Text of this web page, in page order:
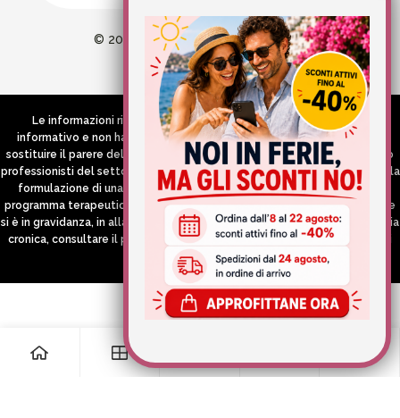
© 2026 Wellvit All Rights Reserved
Credits:Aries comunica
Le informazioni riportate nel Sito hanno esclusivamente scopo
informativo e non hanno in alcun modo né la pretesa né l’obiettivo di
sostituire il parere del medico e/o specialista, di altri operatori sanitari o
professionisti del settore che devono in ogni caso essere contattati per la
formulazione di una diagnosi o l’indicazione di un eventuale corretto
programma terapeutico e/o dietetico e/o di integrazione alimentare. Se
si è in gravidanza, in allattamento o si stanno assumendo farmaci in terapia
cronica, consultare il proprio medico curante prima di assumere qualsiasi
integratore.